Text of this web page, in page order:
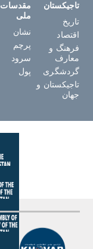
تاجیکستان
تاریخ
اقتصاد
فرهنگ و
معارف
گردشگری
تاجیکستان و
جهان
مقدسات
ملی
نشان
پرچم
سرود
پول